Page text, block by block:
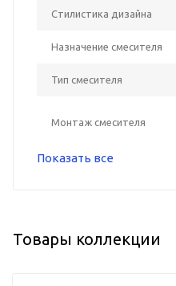
Стилистика дизайна
Назначение смесителя
Тип смесителя
Монтаж смесителя
Показать все
Товары коллекции